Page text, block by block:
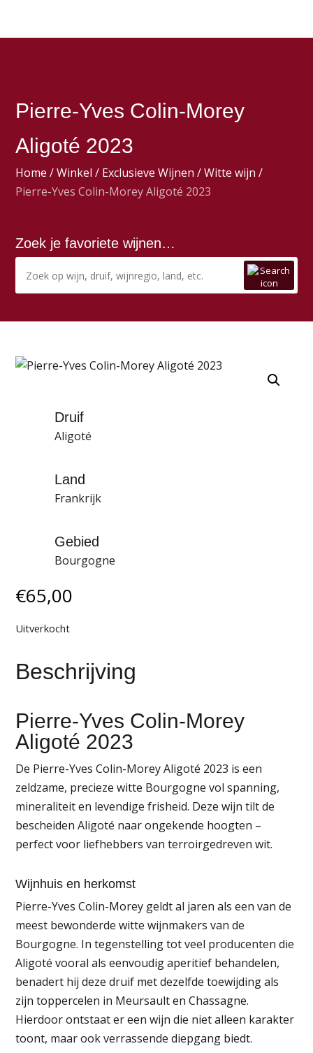
Pierre-Yves Colin-Morey
Aligoté 2023
Home /Winkel / Exclusieve Wijnen /Witte wijn /
Pierre-Yves Colin-Morey Aligoté 2023
Zoek je favoriete wijnen…
Druif
Aligoté
Land
Frankrijk
Gebied
Bourgogne
€65,00
Uitverkocht
Beschrijving
Pierre-Yves Colin-Morey
Aligoté 2023
De Pierre-Yves Colin-Morey Aligoté 2023 is een
zeldzame, precieze witte Bourgogne vol spanning,
mineraliteit en levendige frisheid. Deze wijn tilt de
bescheiden Aligoté naar ongekende hoogten –
perfect voor liefhebbers van terroirgedreven wit.
Wijnhuis en herkomst
Pierre-Yves Colin-Morey geldt al jaren als een van de
meest bewonderde witte wijnmakers van de
Bourgogne. In tegenstelling tot veel producenten die
Aligoté vooral als eenvoudig aperitief behandelen,
benadert hij deze druif met dezelfde toewijding als
zijn toppercelen in Meursault en Chassagne.
Hierdoor ontstaat er een wijn die niet alleen karakter
toont, maar ook verrassende diepgang biedt.